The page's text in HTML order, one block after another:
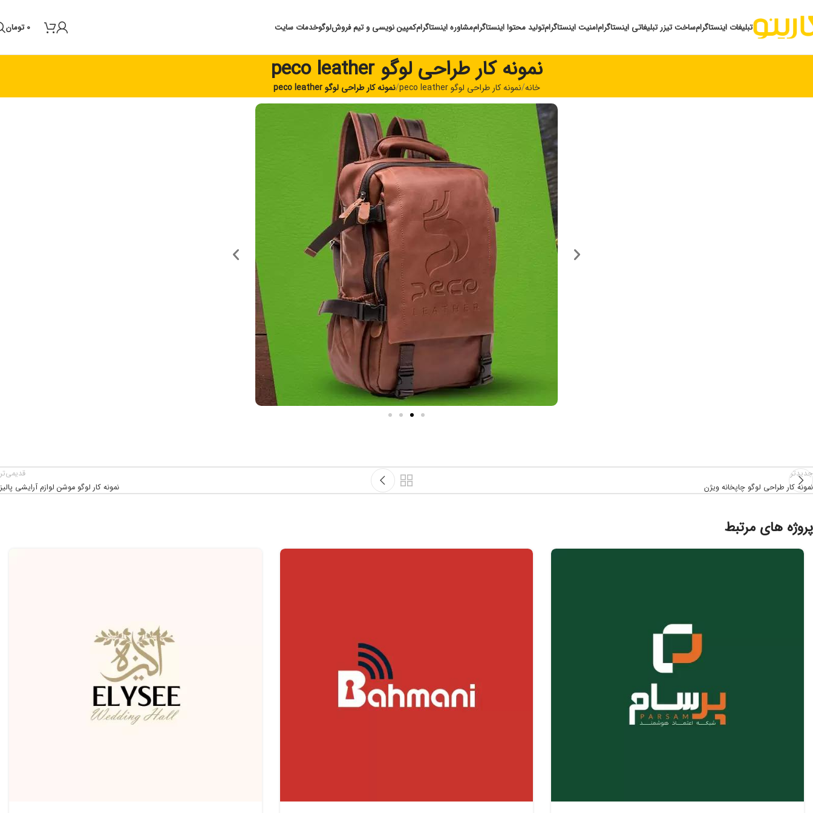
تبلیغات اینستاگرامساخت تیزر تبلیغاتی اینستاگرامامنیت اینستاگرامتولید محتوا اینستاگراممشاوره اینستاگرامکمپین نویسی و تیم فروشلوگوخدمات سایت 0 تومان
نمونه کار طراحی لوگو peco leather
خانه نمونه کار طراحی لوگو peco leather نمونه کار طراحی لوگو peco leather
جدیدتر
نمونه کار طراحی لوگو چاپخانه ویژن
قدیمی‌تر
نمونه کار لوگو موشن لوازم آرایشی پالیز
پروژه های مرتبط